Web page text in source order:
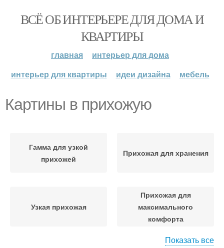
ВСЁ ОБ ИНТЕРЬЕРЕ ДЛЯ ДОМА И
КВАРТИРЫ
главная
интерьер для дома
интерьер для квартиры
идеи дизайна мебель
Картины в прихожую
Гамма для узкой
прихожей
Прихожая для хранения
Узкая прихожая
Прихожая для
максимального
комфорта
Показать все